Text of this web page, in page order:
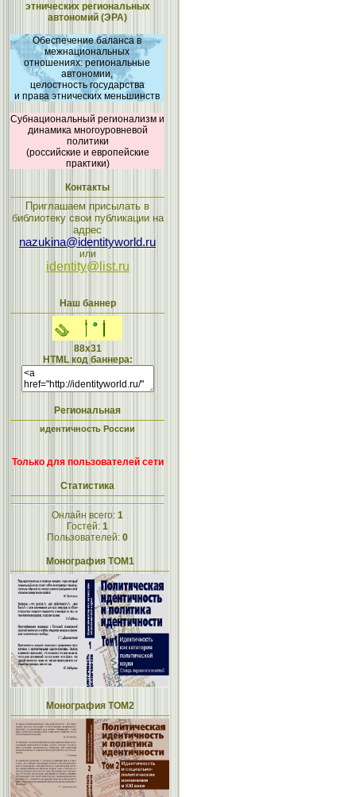
этнических региональных
автономий (ЭРА)
Обеспечение баланса в
межнациональных
отношениях: региональные
автономии,
целостность государства
и права этнических меньшинств
Субнациональный регионализм и
динамика многоуровневой
политики
(российские и европейские
практики)
Контакты
Приглашаем присылать в
библиотеку свои публикации на
адрес
nazukina@identityworld.ru
или
identity@list.ru
Наш баннер
88x31
HTML код баннера:
Региональная
идентичность России
Только для пользователей сети
Статистика
Онлайн всего: 1
Гостей: 1
Пользователей: 0
Монография ТОМ1
Монография ТОМ2